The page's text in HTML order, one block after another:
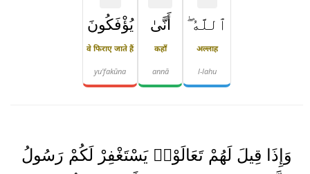
ٱللَّهُ ۖ
अल्लाह
l-lahu
أَنَّىٰ
कहाँ
annā
يُؤْفَكُونَ
वे फिराए जाते हैं
yu'fakūna
وَإِذَا قِيلَ لَهُمْ تَعَالَوْا۟ يَسْتَغْفِرْ لَكُمْ رَسُولُ